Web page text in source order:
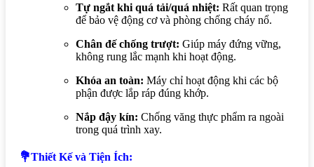
Tự ngắt khi quá tải/quá nhiệt: Rất quan trọng
để bảo vệ động cơ và phòng chống cháy nổ.
Chân đế chống trượt: Giúp máy đứng vững,
không rung lắc mạnh khi hoạt động.
Khóa an toàn: Máy chỉ hoạt động khi các bộ
phận được lắp ráp đúng khớp.
Nắp đậy kín: Chống văng thực phẩm ra ngoài
trong quá trình xay.
💐Thiết Kế và Tiện Ích: